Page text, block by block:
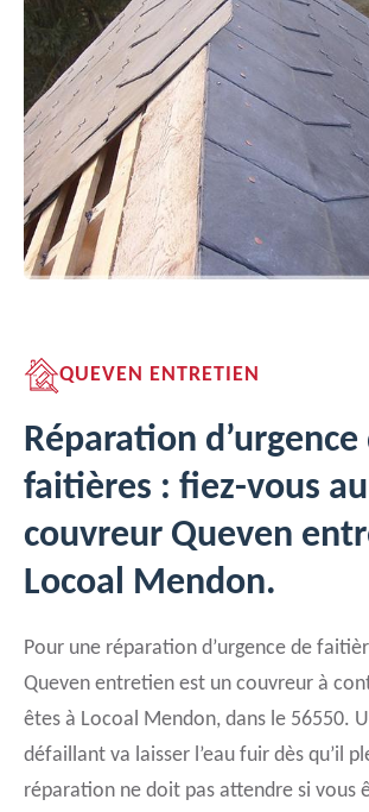
QUEVEN ENTRETIEN
Réparation d’urgence
faitières : fiez-vous au
couvreur Queven
Locoal Mendon.
Pour une réparation d’urgence de
Queven entretien est un couvreur à
êtes à Locoal Mendon, dans le 56550.
défaillant va laisser l’eau fuir dès qu’il
réparation ne doit pas attendre si vous